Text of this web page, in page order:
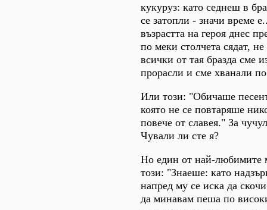
кукуруз: като седнеш в
се затопли - значи време
възрастта на героя днес
по меки столчета сядат,
всички от тая бразда сме
прорасли и сме хванали
Или този: "Обичаше
която не се повтаряше
повече от славея." За
Чували ли сте я?
Но един от най-любимите
този: "Знаеше: като
напред му се иска да
да минавам пеша по